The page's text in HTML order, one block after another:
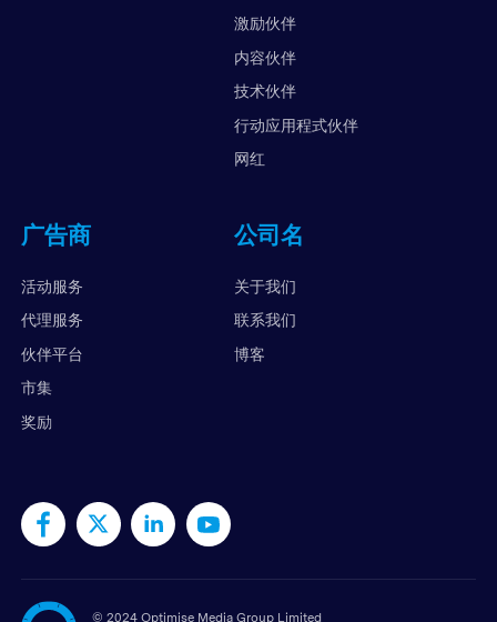
激励伙伴
内容伙伴
技术伙伴
行动应用程式伙伴
网红
广告商
活动服务
代理服务
伙伴平台
市集
奖励
公司名
关于我们
联系我们
博客
© 2024 Optimise Media Group Limited